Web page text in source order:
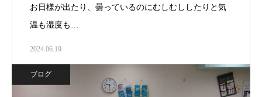
お日様が出たり、曇っているのにむしむししたりと気
温も湿度も…
2024.06.19
ブログ